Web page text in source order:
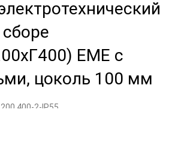
EME с
цоколь 100 мм
2-IP55